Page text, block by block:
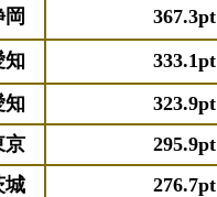
岡
367.3pt
知
333.1pt
知
323.9pt
京
295.9pt
城
276.7pt